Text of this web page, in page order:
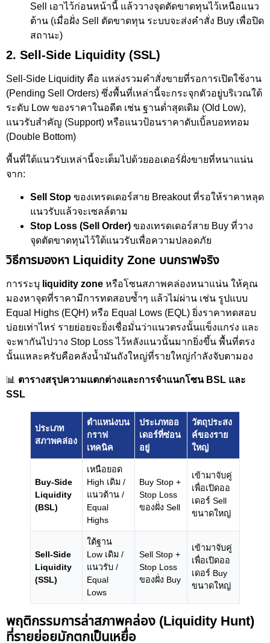
Sell เอาไว้ก่อนหน้านี้ แล้ววางจุดตัดขาดทุนไว้เหนือแนว
ต้าน (เมื่อฝั่ง Sell ตัดขาดทุน ระบบจะส่งคำสั่ง Buy เพื่อปิด
สถานะ)
2. Sell-Side Liquidity (SSL)
Sell-Side Liquidity คือ แหล่งรวมคำสั่งขายที่รอการเปิดใช้งาน
(Pending Sell Orders) ซึ่งพื้นที่เหล่านี้จะกระจุกตัวอยู่บริเวณใต้
ระดับ Low ของราคาในอดีต เช่น ฐานต่ำสุดเดิม (Old Low),
แนวรับสำคัญ (Support) หรือแนวป้อนราคาดับเบิ้ลบอททอม
(Double Bottom)
พื้นที่ใต้แนวรับเหล่านี้จะเต็มไปด้วยออเดอร์ฝั่งขายที่หนาแน่น
จาก:
Sell Stop ของเทรดเดอร์สาย Breakout ที่รอให้ราคาหลุด
แนวรับแล้วจะเซลล์ตาม
Stop Loss (Sell Order) ของเทรดเดอร์สาย Buy ที่วาง
จุดตัดขาดทุนไว้ใต้แนวรับเพื่อความปลอดภัย
วิธีการมองหา Liquidity Zone บนกราฟจริง
การระบุ liquidity zone หรือโซนสภาพคล่องหนาแน่น ให้คุณ
มองหาจุดที่ราคามีการทดสอบซ้ำๆ แล้วไม่ผ่าน เช่น รูปแบบ
Equal Highs (EQH) หรือ Equal Lows (EQL) ยิ่งราคาทดสอบ
บ่อยเท่าไหร่ รายย่อยจะยิ่งเชื่อมั่นว่าแนวตรงนั้นแข็งแกร่ง และ
จะพากันไปวาง Stop Loss ไว้หลังแนวนั้นมากยิ่งขึ้น พื้นที่ตรง
นั้นแหละครับคือคลังน้ำมันถังใหญ่ที่รายใหญ่กำลังจับตามอง
📊 ตารางสรุปความแตกต่างและการจำแนกโซน BSL และ
SSL
ประเภท
สภาพคล่อง
ตำแหน่งบน
กราฟ
เทคนิค
ประเภทออ
เดอร์ที่ซ่อน
อยู่
วัตถุประสง
ค์ของราย
ใหญ่
Buy-Side
Liquidity
(BSL)
เหนือยอด
High เดิม /
แนวต้าน /
Equal
Highs
Buy Stop +
Stop Loss
ของฝั่ง Sell
เข้ามาจับคู่
เพื่อเปิดออ
เดอร์ Sell
ขนาดใหญ่
Sell-Side
Liquidity
(SSL)
ใต้ฐาน
Low เดิม /
แนวรับ /
Equal
Lows
Sell Stop +
Stop Loss
ของฝั่ง Buy
เข้ามาจับคู่
เพื่อเปิดออ
เดอร์ Buy
ขนาดใหญ่
พฤติกรรมการล่าสภาพคล่อง (Liquidity Hunt)
ที่รายย่อยมักตกเป็นเหยื่อ